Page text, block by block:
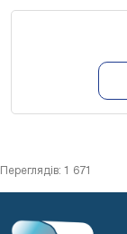
Переглядів: 1 671